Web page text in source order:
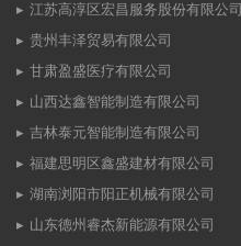
江苏高淳区宏昌服务股份有限公司
贵州丰泽贸易有限公司
甘肃盈盛医疗有限公司
山西达鑫智能制造有限公司
吉林泰元智能制造有限公司
福建思明区鑫盛建材有限公司
湖南浏阳市阳正机械有限公司
山东德州睿杰新能源有限公司